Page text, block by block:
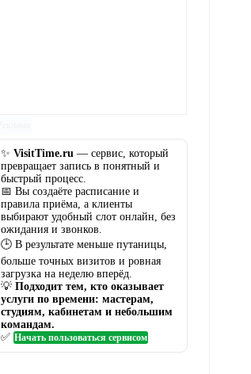
✨ VisitTime.ru — сервис, который
превращает запись в понятный и
быстрый процесс.
📅 Вы создаёте расписание и
правила приёма, а клиенты
выбирают удобный слот онлайн, без
ожидания и звонков.
🕒 В результате меньше путаницы,
больше точных визитов и ровная
загрузка на неделю вперёд.
💡 Подходит тем, кто оказывает
услуги по времени: мастерам,
студиям, кабинетам и небольшим
командам.
✅ Начать пользоваться сервисом